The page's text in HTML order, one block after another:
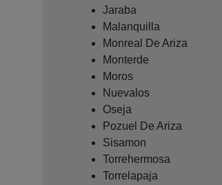
Jaraba
Malanquilla
Monreal De Ariza
Monterde
Moros
Nuevalos
Oseja
Pozuel De Ariza
Sisamon
Torrehermosa
Torrelapaja